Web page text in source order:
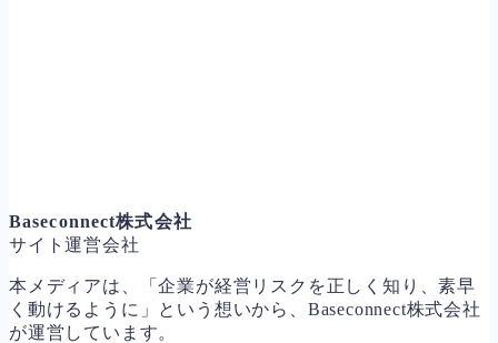
Baseconnect株式会社
サイト運営会社
本メディアは、「企業が経営リスクを正しく知り、素早
く動けるように」という想いから、Baseconnect株式会社
が運営しています。